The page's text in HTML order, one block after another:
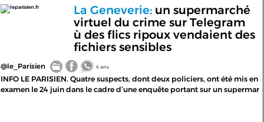
leparisien.fr La Geneverie:un supermarché
virtuel du crime sur Telegram
ù des flics ripoux vendaient des
fichiers sensibles
@le_Parisien 4 ans
INFO LE PARISIEN. Quatre suspects, dont deux policiers, ont été mis en
examen le 24 juin dans le cadre d’une enquête portant sur un supermar